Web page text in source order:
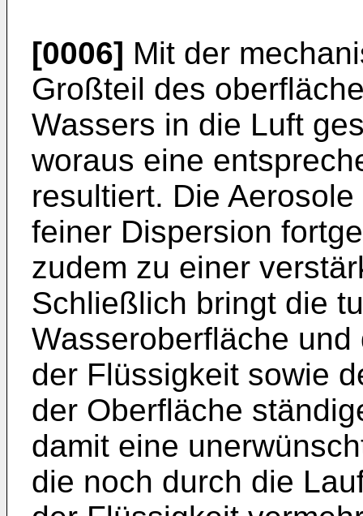
[0006] Mit der
Großteil des
Wassers in die Luft
woraus eine
resultiert. Die
feiner Dispersion
zudem zu einer
Schließlich bringt die
Wasseroberfläche
der Flüssigkeit sowie
der Oberfläche
damit eine
die noch durch die